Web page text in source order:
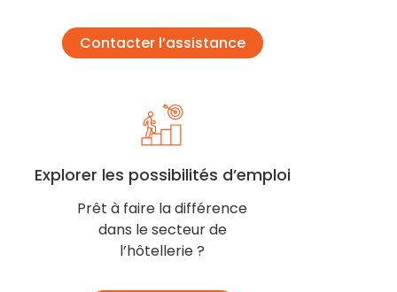
Contacter l’assistance
Explorer les possibilités d’emploi
Prêt à faire la différence
dans le secteur de
l’hôtellerie ?